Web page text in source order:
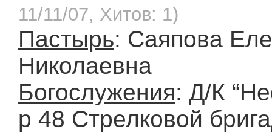
11/11/07, Хитов: 1)
Пастырь: Саяпова
Николаевна
Богослужения: Д/К
р 48 Стрелковой